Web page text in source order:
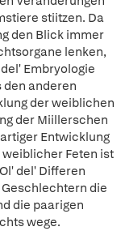
stiitzen. Da
den Blick immer
lenken,
Embryologie
anderen
der weiblichen
der Miillerschen
Entwicklung
Feten ist
del' Differen
die
die paarigen
wege.